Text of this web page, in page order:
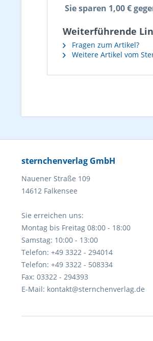
Sie sparen 1,00 €
Weiterführende
Fragen zum Artikel?
Weitere Artikel vom
sternchenverlag GmbH
Nauener Straße 109
14612 Falkensee
Sie erreichen uns:
Montag bis Freitag 08:00 - 18:00
Samstag: 10:00 - 13:00
Telefon: +49 3322 - 294014
Telefon: +49 3322 - 508334
Fax: 03322 - 294393
E-Mail: kontakt@sternchenverlag.de